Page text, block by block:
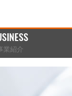
業紹介